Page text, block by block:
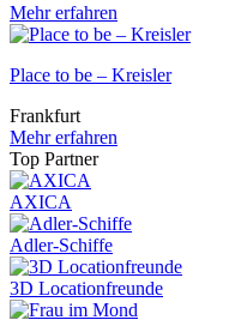
Mehr erfahren
Place to be – Kreisler
Frankfurt
Mehr erfahren
Top Partner
AXICA
Adler-Schiffe
3D Locationfreunde